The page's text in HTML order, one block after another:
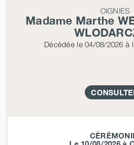
OIGNIES
Madame Marthe
Décédéele 04/08/2026 à